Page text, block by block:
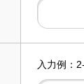
入力例：